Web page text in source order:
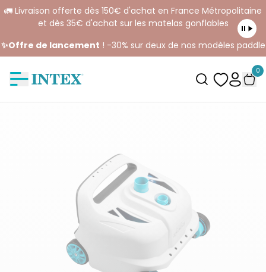
🚛 Livraison offerte dès 150€ d'achat en France Métropolitaine
et dès 35€ d'achat sur les matelas gonflables
✨Offre de lancement ! -30% sur deux de nos modèles paddle
0